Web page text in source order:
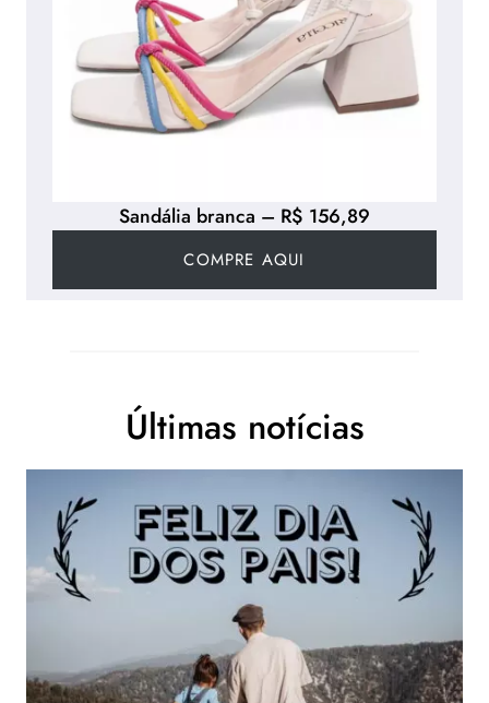
Sandália branca – R$ 156,89
COMPRE AQUI
Últimas notícias